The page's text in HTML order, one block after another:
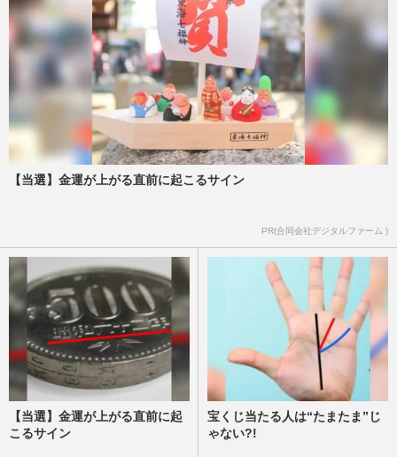
【当選】金運が上がる直前に起こるサイン
PR(合同会社デジタルファーム )
【当選】金運が上がる直前に起
こるサイン
宝くじ当たる人は“たまたま”じ
ゃない?!